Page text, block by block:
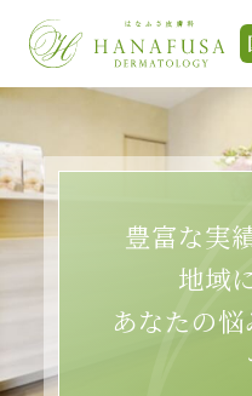
豊富な実
地域
あなたの